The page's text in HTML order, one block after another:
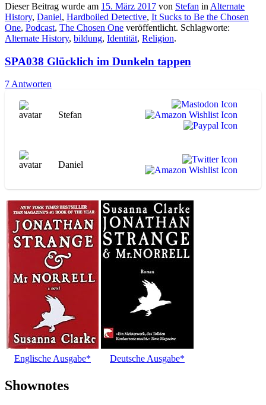
Dieser Beitrag wurde am 15. März 2017 von Stefan in Alternate
History, Daniel, Hardboiled Detective, It Sucks to Be the Chosen
One, Podcast, The Chosen One veröffentlicht. Schlagworte:
Alternate History, bildung, Identität, Religion.
SPA038 Glücklich im Dunkeln tappen
7 Antworten
Stefan
Daniel
Englische Ausgabe* Deutsche Ausgabe*
Shownotes